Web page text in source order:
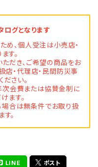
ログとなります
め、個人受注は小売店・
す。
だき、ご希望の商品をお
店・代理店・民間防災事
さい。
会費または協賛金制に
ます。
場合は無条件でお取り扱
。
LINE ポスト